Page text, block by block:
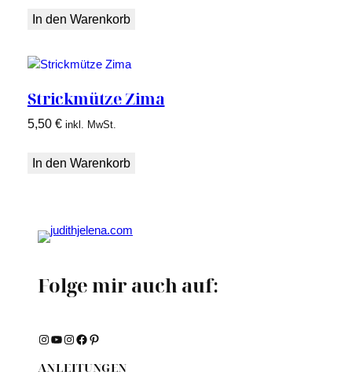
In den Warenkorb
Strickmütze Zima
5,50 € inkl. MwSt.
In den Warenkorb
Folge mir auch auf:
Instagram YouTube Instagram Facebook Pinterest
ANLEITUNGEN